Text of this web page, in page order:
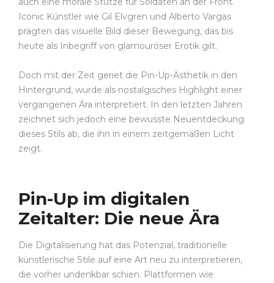
Iconic Künstler wie Gil Elvgren und Alberto Vargas
prägten das visuelle Bild dieser Bewegung, das bis
heute als Inbegriff von glamouröser Erotik gilt.
Doch mit der Zeit geriet die Pin-Up-Ästhetik in den
Hintergrund, wurde als nostalgisches Highlight einer
vergangenen Ära interpretiert. In den letzten Jahren
zeichnet sich jedoch eine bewusste Neuentdeckung
dieses Stils ab, die ihn in einem zeitgemäßen Licht
zeigt.
Pin-Up im digitalen
Zeitalter: Die neue Ära
Die Digitalisierung hat das Potenzial, traditionelle
künstlerische Stile auf eine Art neu zu interpretieren,
die vorher undenkbar schien. Plattformen wie